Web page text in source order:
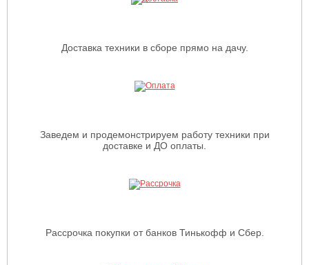
Доставка техники в сборе прямо на дачу.
Заведем и продемонстрируем работу техники при
доставке и ДО оплаты.
Рассрочка покупки от банков Тинькофф и Сбер.